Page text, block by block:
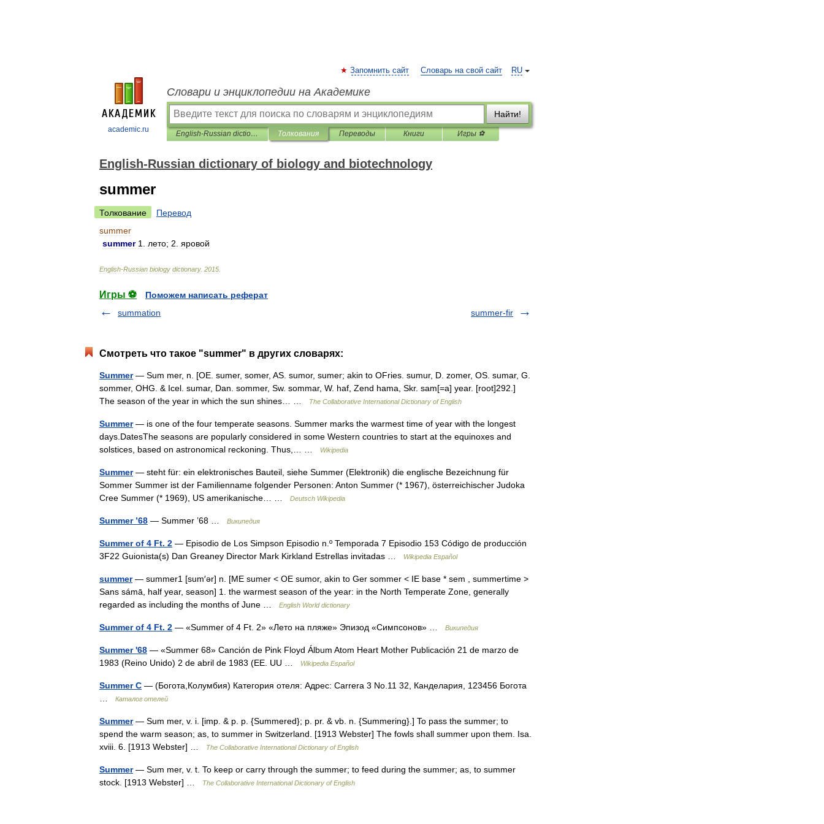
academic.ru
RU
Запомнить сайт Словарь на свой сайт
Словари и энциклопедии на Академике
Найти!
English-Russian dictionary of biology and biotechnology Толкования Переводы Книги Игры ⚽
English-Russian dictionary of biology and biotechnology
summer
Толкование
Перевод
summer
summer 1 лето; 2 яровой
English-Russian biology dictionary. 2015
Игры ⚽
Поможем написать реферат
summation
summer-fir
Смотреть что такое "summer" в других словарях:
Summer— Sum mer, n. [OE. sumer, somer, AS. sumor, sumer; akin to OFries. sumur, D. zomer, OS. sumar, G.
sommer, OHG. & Icel. sumar, Dan. sommer, Sw. sommar, W. haf, Zend hama, Skr. sam[=a] year. [root]292.]
The season of the year in which the sun shines… …
The Collaborative International Dictionary of English
Summer— is one of the four temperate seasons. Summer marks the warmest time of year with the longest
days.DatesThe seasons are popularly considered in some Western countries to start at the equinoxes and
solstices, based on astronomical reckoning. Thus,… …
Wikipedia
Summer— steht für: ein elektronisches Bauteil, siehe Summer (Elektronik) die englische Bezeichnung für
Sommer Summer ist der Familienname folgender Personen: Anton Summer (* 1967), österreichischer Judoka
Cree Summer (* 1969), US amerikanische… …
Deutsch Wikipedia
Summer ’68 — Summer ’68 … Википедия
Summer of 4 Ft. 2 — Episodio de Los Simpson Episodio n.º Temporada 7 Episodio 153 Código de producción
3F22 Guionista(s) Dan Greaney Director Mark Kirkland Estrellas invitadas …
Wikipedia Español
summer— summer1 [sum′ər] n. [ME sumer < OE sumor, akin to Ger sommer < IE base * sem , summertime >
Sans sámā, half year, season] 1. the warmest season of the year: in the North Temperate Zone, generally
regarded as including the months of June …
English World dictionary
Summer of 4 Ft. 2 — «Summer of 4 Ft. 2» «Лето на пляже» Эпизод «Симпсонов» … Википедия
Summer '68 — «Summer 68» Canción de Pink Floyd Álbum Atom Heart Mother Publicación 21 de marzo de
1983 (Reino Unido) 2 de abril de 1983 (EE. UU …
Wikipedia Español
Summer C — (Богота,Колумбия) Категория отеля: Адрес: Carrera 3 No.11 32, Канделария, 123456 Богота
Каталог отелей
Summer— Sum mer, v. i. [imp. & p. p. {Summered}; p. pr. & vb. n. {Summering}.] To pass the summer; to
spend the warm season; as, to summer in Switzerland. [1913 Webster] The fowls shall summer upon them. Isa.
xviii. 6. [1913 Webster] …
The Collaborative International Dictionary of English
Summer— Sum mer, v. t. To keep or carry through the summer; to feed during the summer; as, to summer
stock. [1913 Webster] …
The Collaborative International Dictionary of English